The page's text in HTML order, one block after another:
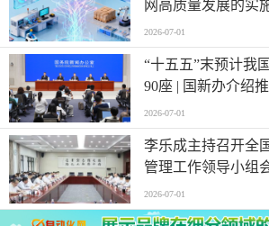
网高质量发展的实
2026-07-01
“十五五”末预计我
90座 | 国新办介绍
有关情况
2026-07-01
李乐成主持召开全
管理工作领导小组
2026-07-01